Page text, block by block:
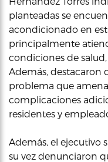
planteadas se
acondicionado en
principalmente
condiciones de
Además, destacaron
problema que
complicaciones
residentes y
Además, el ejecutivo
su vez denunciaron